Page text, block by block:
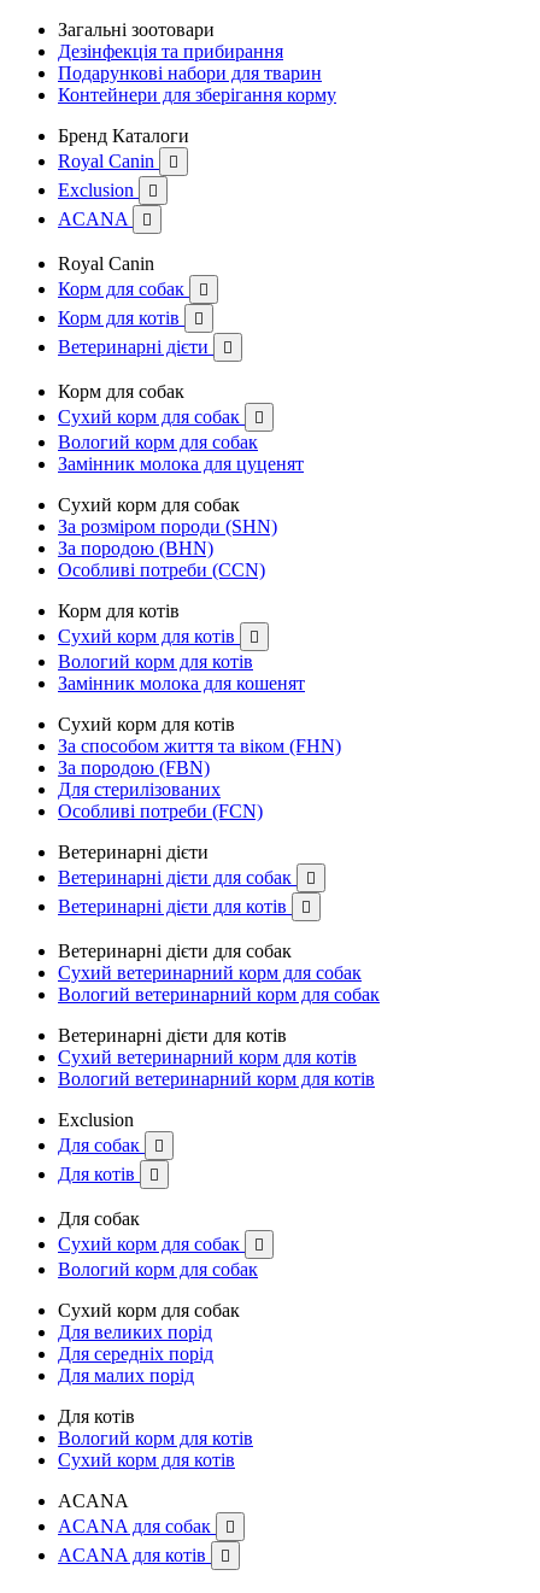
Загальні зоотовари
Дезінфекція та прибирання
Подарункові набори для тварин
Контейнери для зберігання корму
Бренд Каталоги
Royal Canin

Exclusion 
ACANA 
Royal Canin
Корм для собак

Корм для котів 
Ветеринарні дієти 
Корм для собак
Сухий корм для собак

Вологий корм для собак
Замінник молока для цуценят
Сухий корм для собак
За розміром породи (SHN)
За породою (BHN)
Особливі потреби (CCN)
Корм для котів
Сухий корм для котів

Вологий корм для котів
Замінник молока для кошенят
Сухий корм для котів
За способом життя та віком (FHN)
За породою (FBN)
Для стерилізованих
Особливі потреби (FCN)
Ветеринарні дієти
Ветеринарні дієти для собак

Ветеринарні дієти для котів 
Ветеринарні дієти для собак
Сухий ветеринарний корм для собак
Вологий ветеринарний корм для собак
Ветеринарні дієти для котів
Сухий ветеринарний корм для котів
Вологий ветеринарний корм для котів
Exclusion
Для собак

Для котів 
Для собак
Сухий корм для собак

Вологий корм для собак
Сухий корм для собак
Для великих порід
Для середніх порід
Для малих порід
Для котів
Вологий корм для котів
Сухий корм для котів
ACANA
ACANA для собак

ACANA для котів 